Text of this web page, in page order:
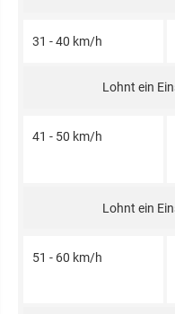
31 - 40 km/h
41 - 50 km/h
51 - 60 km/h